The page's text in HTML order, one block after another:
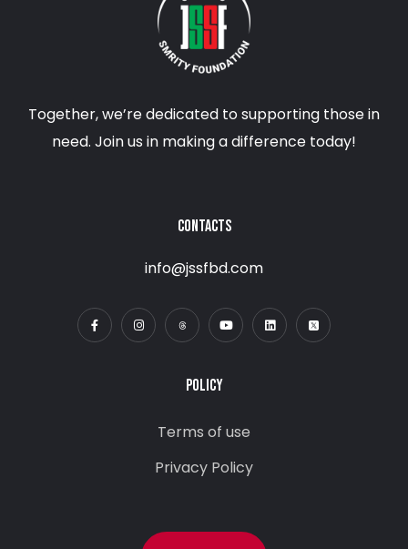
Together, we’re dedicated to supporting those in
need. Join us in making a difference today!
CONTACTS
info@jssfbd.com
POLICY
Terms of use
Privacy Policy